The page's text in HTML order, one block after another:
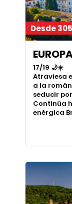
Desde
17/19 🌙☀️
Atraviesa
a la
seducir
Continúa
enérgica